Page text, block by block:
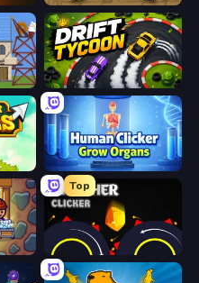
Drift Tycoon
Human Clicker: Grow Organs
Top
Crusher Clicker